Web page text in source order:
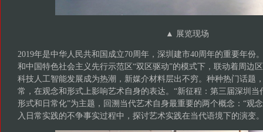
▲ 展览现场
2019年是中华人民共和国成立70周年，深圳建市40周年的重要年份
和中国特色社会主义先行示范区“双区驱动”的模式下，联动着周边
科技人工智能发展成为热潮，新媒介材料层出不穷。种种热门话题
常，在观念和形式上影响艺术自身的表达。“新征程：第三届深圳当
形式和日常化”为主题，回溯当代艺术自身最重要的两个概念：“观
入日常实践的不争事实过程中，探讨艺术实践在当代语境下的演变